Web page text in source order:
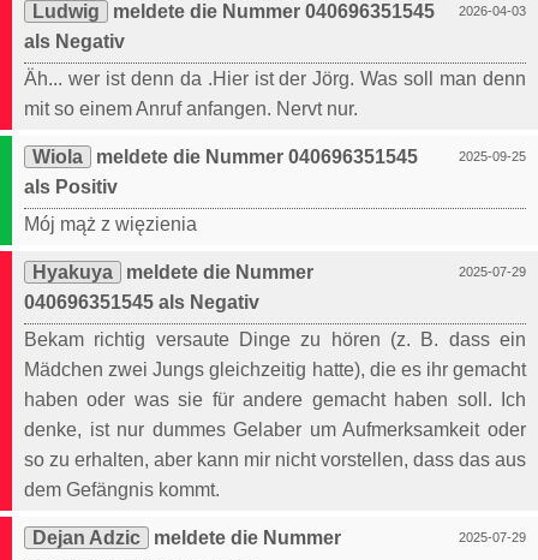
2026-04-03
Ludwig
meldete die Nummer 040696351545
als Negativ
Äh... wer ist denn da .Hier ist der Jörg. Was soll man denn
mit so einem Anruf anfangen. Nervt nur.
2025-09-25
Wiola
meldete die Nummer 040696351545
als Positiv
Mój mąż z więzienia
2025-07-29
Hyakuya
meldete die Nummer
040696351545 als Negativ
Bekam richtig versaute Dinge zu hören (z. B. dass ein
Mädchen zwei Jungs gleichzeitig hatte), die es ihr gemacht
haben oder was sie für andere gemacht haben soll. Ich
denke, ist nur dummes Gelaber um Aufmerksamkeit oder
so zu erhalten, aber kann mir nicht vorstellen, dass das aus
dem Gefängnis kommt.
2025-07-29
Dejan Adzic
meldete die Nummer